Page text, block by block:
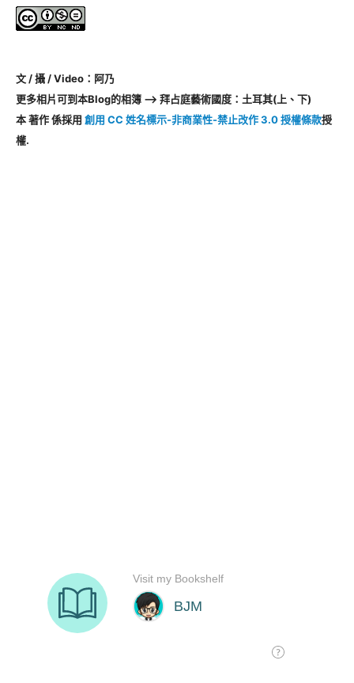
文 / 攝 / Video：阿乃
更多相片可到本Blog的相簿 –> 拜占庭藝術國度：土耳其(上、下)
本著作係採用 創用 CC 姓名標示-非商業性-禁止改作 3.0 授權條款授
權.